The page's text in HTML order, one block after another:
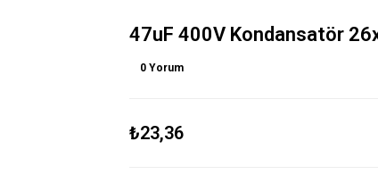
47uF 400V Kondansatör
0 Yorum
₺23,36